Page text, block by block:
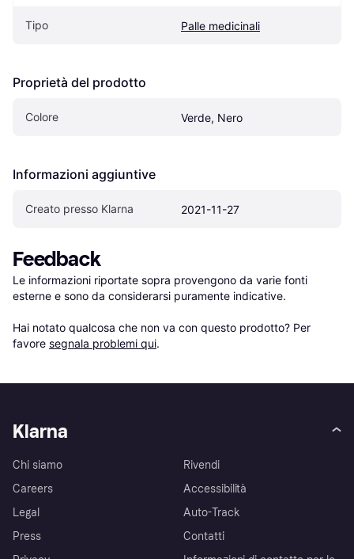
Tipo Palle medicinali
Proprietà del prodotto
Colore Verde, Nero
Informazioni aggiuntive
Creato presso Klarna 2021-11-27
Feedback
Le informazioni riportate sopra provengono da varie fonti
esterne e sono da considerarsi puramente indicative.
Hai notato qualcosa che non va con questo prodotto? Per
favore segnala problemi qui.
Klarna
Chi siamo
Careers
Legal
Press
Rivendi
Accessibilità
Auto-Track
Contatti